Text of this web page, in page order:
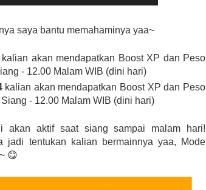
saya bantu memahaminya yaa~
akan mendapatkan Boost XP dan Peso
- 12.00 Malam WIB (dini hari)
kalian akan mendapatkan Boost XP dan Peso
- 12.00 Malam WIB (dini hari)
akan aktif saat siang sampai malam hari!
jadi tentukan kalian bermainnya yaa, Mode
😋